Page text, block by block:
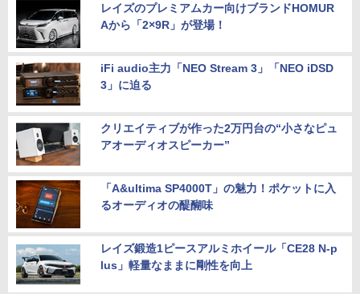
レイズのプレミアムカー向けブランドHOMUR
Aから「2×9R」が登場！
iFi audio主力「NEO Stream 3」「NEO iDSD
3」に迫る
クリエイティブが作った2万円台の“小さなピュ
アオーディオスピーカー”
「A&ultima SP4000T」の魅力！ポケットに入
るオーディオの醍醐味
レイズ鍛造1ピースアルミホイール「CE28 N-p
lus」軽量なままに剛性を向上